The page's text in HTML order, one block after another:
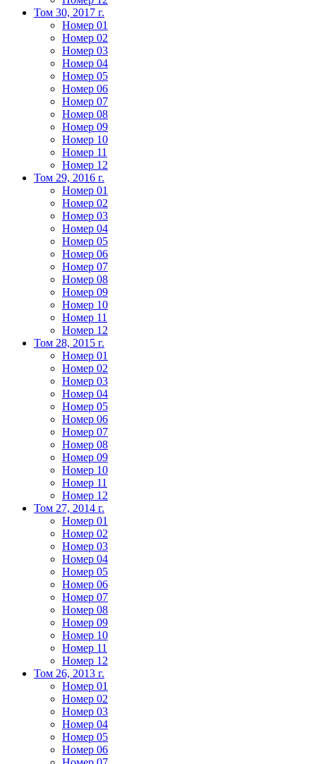
Том 30, 2017 г.
Номер 01
Номер 02
Номер 03
Номер 04
Номер 05
Номер 06
Номер 07
Номер 08
Номер 09
Номер 10
Номер 11
Номер 12
Том 29, 2016 г.
Номер 01
Номер 02
Номер 03
Номер 04
Номер 05
Номер 06
Номер 07
Номер 08
Номер 09
Номер 10
Номер 11
Номер 12
Том 28, 2015 г.
Номер 01
Номер 02
Номер 03
Номер 04
Номер 05
Номер 06
Номер 07
Номер 08
Номер 09
Номер 10
Номер 11
Номер 12
Том 27, 2014 г.
Номер 01
Номер 02
Номер 03
Номер 04
Номер 05
Номер 06
Номер 07
Номер 08
Номер 09
Номер 10
Номер 11
Номер 12
Том 26, 2013 г.
Номер 01
Номер 02
Номер 03
Номер 04
Номер 05
Номер 06